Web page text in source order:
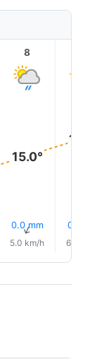
8
15.0°
0.0 mm
↑
5.0 km/h
17.0°
0.0 mm
6.0 km/h